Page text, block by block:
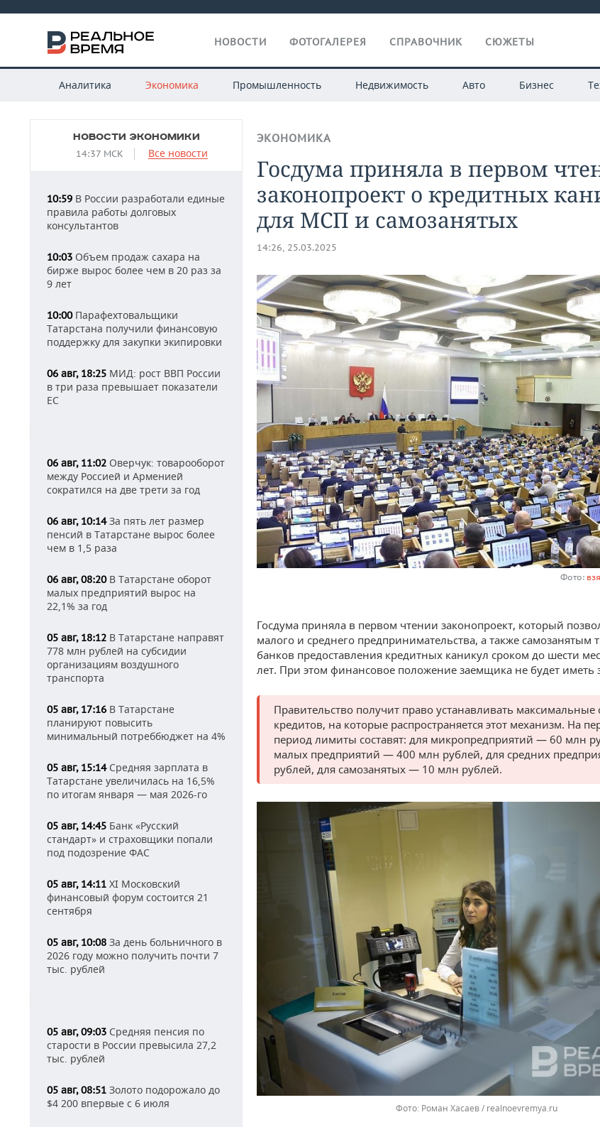
НОВОСТИ ФОТОГАЛЕРЕЯ СПРАВОЧНИК СЮЖЕТЫ
Аналитика Экономика Промышленность Недвижимость Авто Бизнес
НОВОСТИ ЭКОНОМИКИ
14:37 МСК Все новости
10:59 В России разработали единые
правила работы долговых
консультантов
10:03 Объем продаж сахара на
бирже вырос более чем в 20 раз за
9 лет
10:00Парафехтовальщики
Татарстана получили финансовую
поддержку для закупки экипировки
06 авг, 18:25 МИД: рост ВВП России
в три раза превышает показатели
ЕС
06 авг, 11:02 Оверчук: товарооборот
между Россией и Арменией
сократился на две трети за год
06 авг, 10:14За пять лет размер
пенсий в Татарстане вырос более
чем в 1,5 раза
06 авг, 08:20В Татарстане оборот
малых предприятий вырос на
22,1% за год
05 авг, 18:12 В Татарстане направят
778 млн рублей на субсидии
организациям воздушного
транспорта
05 авг, 17:16 В Татарстане
планируют повысить
минимальный потреббюджет на 4%
05 авг, 15:14Средняя зарплата в
Татарстане увеличилась на 16,5%
по итогам января — мая 2026-го
05 авг, 14:45 Банк «Русский
стандарт» и страховщики попали
под подозрение ФАС
05 авг, 14:11 XI Московский
финансовый форум состоится 21
сентября
05 авг, 10:08 За день больничного в
2026 году можно получить почти 7
тыс. рублей
05 авг, 09:03 Средняя пенсия по
старости в России превысила 27,2
тыс. рублей
05 авг, 08:51 Золото подорожало до
$4 200 впервые с 6 июля
ЭКОНОМИКА
Госдума приняла в первом
законопроект о кредитных
для МСП и самозанятых
14:26, 25.03.2025
Фото:
Госдума приняла в первом чтении законопроект, который
малого и среднего предпринимательства, а также самозанятым
банков предоставления кредитных каникул сроком до шести
лет. При этом финансовое положение заемщика не будет иметь
Правительство получит право устанавливать
кредитов, на которые распространяется этот механизм. На
период лимиты составят: для микропредприятий — 60 млн
малых предприятий — 400 млн рублей, для средних
рублей, для самозанятых — 10 млн рублей.
Роман Хасаев / realnoevremya.ru